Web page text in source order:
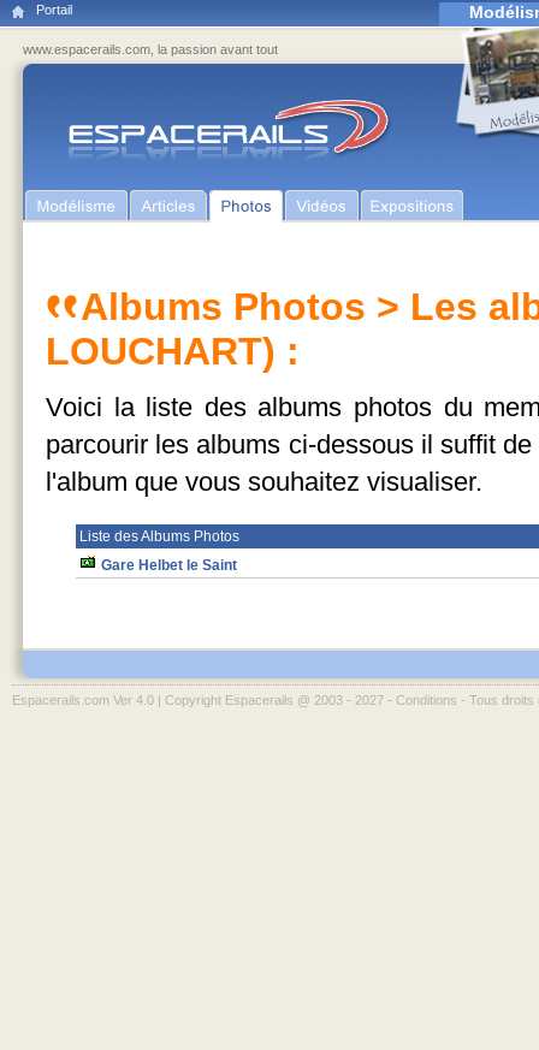
Portail
www.espacerails.com, la passion avant tout
Albums Photos > Les
LOUCHART) :
Voici la liste des albums photos du
parcourir les albums ci-dessous il suffit
l'album que vous souhaitez visualiser.
Liste des Albums Photos
Gare Helbet le Saint
Espacerails.com Ver 4.0 | Copyright Espacerails @ 2003 - 2027 - Conditions - Tous droits